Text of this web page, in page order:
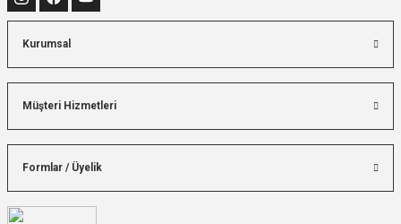
Kurumsal
Müşteri Hizmetleri
Formlar / Üyelik